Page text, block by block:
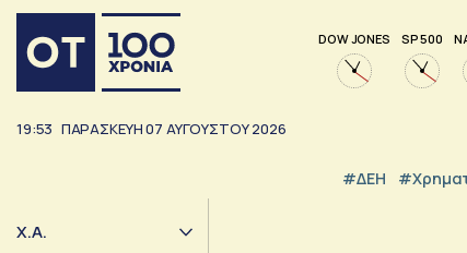
DOW JONES SP 500
19:53 ΠΑΡΑΣΚΕΥΗ07 ΑΥΓΟΥΣΤΟΥ2026
#ΔΕΗ
Χ.Α.